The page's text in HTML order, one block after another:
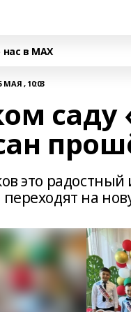
в MAX
МАЯ , 10:03
саду
это
на